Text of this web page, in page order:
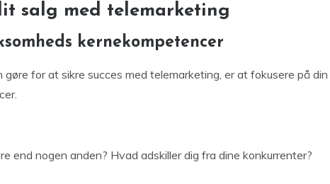
salg med telemarketing
kernekompetencer
for at sikre succes med telemarketing, er at fokusere på din
end nogen anden? Hvad adskiller dig fra dine konkurrenter?